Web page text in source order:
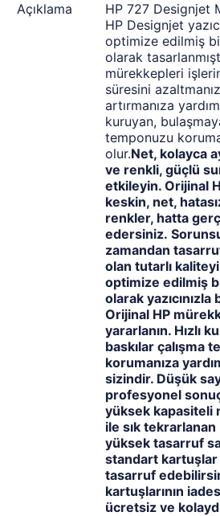
Açıklama
HP 727 Designjet
HP Designjet
optimize edilmiş
olarak
mürekkepleri
süresini
artırmanıza
kuruyan,
temponuzu
olur.Net, kolayca
ve renkli, güçlü
etkileyin. Orijinal
keskin, net,
renkler, hatta
edersiniz.
zamandan
olan tutarlı
optimize edilmiş
olarak
Orijinal HP
yararlanın. Hızlı
baskılar çalışma
korumanıza
sizindir. Düşük
profesyonel
yüksek kapasiteli
ile sık
yüksek tasarruf
standart kartuşlar
tasarruf
kartuşlarının
ücretsiz ve